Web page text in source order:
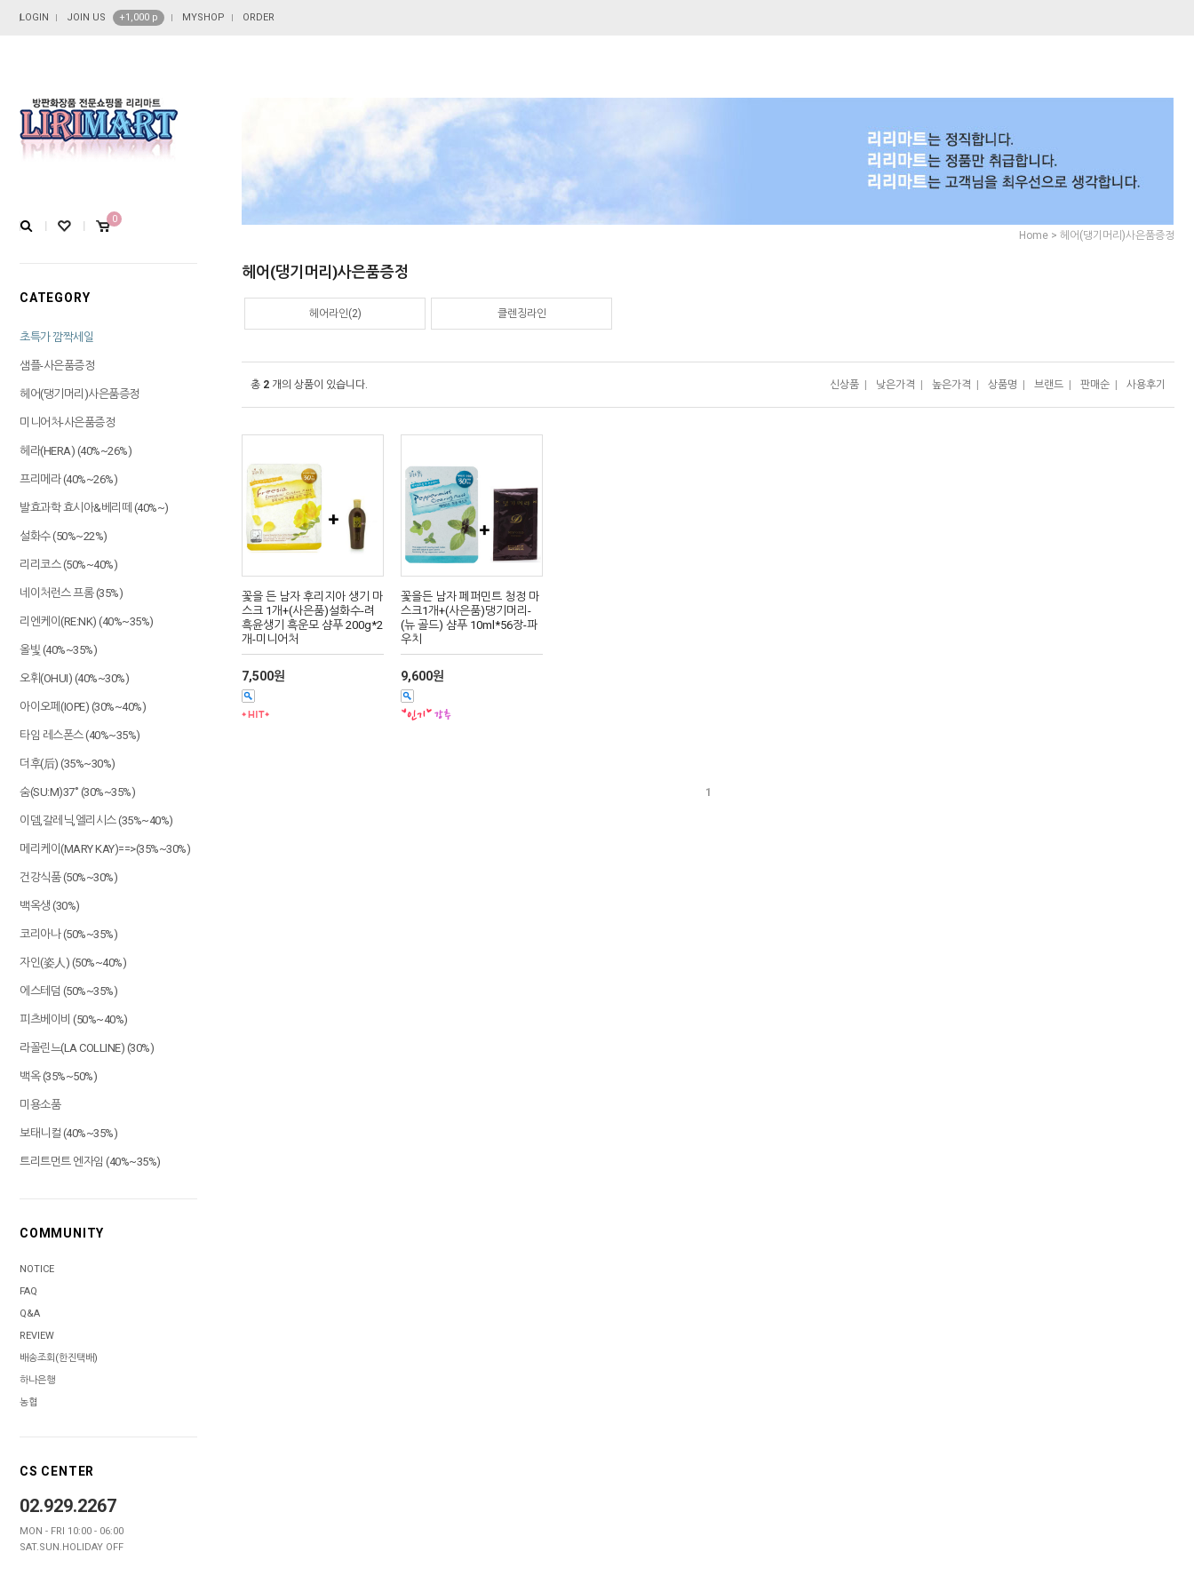
LOGIN JOIN US +1,000 p MYSHOP ORDER
0
CATEGORY
초특가 깜짝세일
샘플-사은품증정
헤어(댕기머리)사은품증정
미니어처-사은품증정
헤라(HERA) (40%~26%)
프리메라 (40%~26%)
발효과학 효시아&베리떼 (40%~)
설화수 (50%~22%)
리리코스 (50%~40%)
네이처런스 프롬 (35%)
리엔케이(RE:NK) (40%~35%)
올빛 (40%~35%)
오휘(OHUI) (40%~30%)
아이오페(IOPE) (30%~40%)
타임 레스폰스 (40%~35%)
더후(后) (35%~30%)
숨(SU:M)37˚ (30%~35%)
이뎀,갈레닉,엘리시스 (35%~40%)
메리케이(MARY KAY)==>(35%~30%)
건강식품 (50%~30%)
백옥생 (30%)
코리아나 (50%~35%)
자인(姿人) (50%~40%)
에스테덤 (50%~35%)
피츠베이비 (50%~40%)
라꼴린느(LA COLLINE) (30%)
백옥 (35%~50%)
미용소품
보태니컬 (40%~35%)
트리트먼트 엔자임 (40%~35%)
COMMUNITY
NOTICE
FAQ
Q&A
REVIEW
배송조회(한진택배)
하나은행
농협
CS CENTER
02.929.2267
MON - FRI 10:00 - 06:00
SAT.SUN.HOLIDAY OFF
Home > 헤어(댕기머리)사은품증정
헤어(댕기머리)사은품증정
헤어라인(2) 클렌징라인
총 2 개의 상품이 있습니다. 신상품 낮은가격 높은가격 상품명 브랜드 판매순 사용후기
꽃을 든 남자 후리지아 생기 마
스크 1개+(사은품)설화수-려
흑윤생기 흑운모 샴푸 200g*2
개-미니어처
7,500원
꽃을든 남자 페퍼민트 청정 마
스크1개+(사은품)댕기머리-
(뉴 골드) 샴푸 10ml*56장-파
우치
9,600원
1